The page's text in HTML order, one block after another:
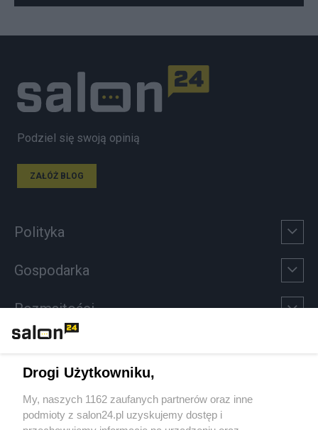
Podziel się swoją opinią
ZAŁÓŻ BLOG
Polityka
Gospodarka
Rozmaitości
Sport
Społeczeństwo
Drogi Użytkowniku,
My, naszych 1162 zaufanych partnerów oraz inne
podmioty z salon24.pl uzyskujemy dostęp i